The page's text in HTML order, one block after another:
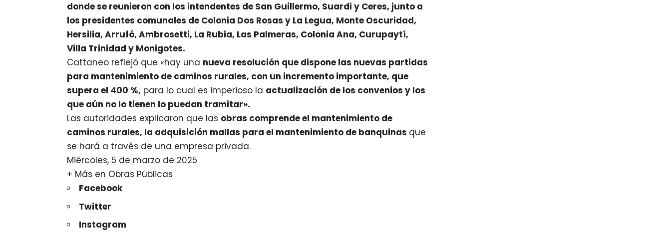
donde se reunieron con los intendentes de San Guillermo, Suardi y Ceres, junto a
los presidentes comunales de Colonia Dos Rosas y La Legua, Monte Oscuridad,
Hersilia, Arrufó, Ambrosetti, La Rubia, Las Palmeras, Colonia Ana, Curupaytí,
Villa Trinidad y Monigotes.
Cattaneo reflejó que «hay una nueva resolución que dispone las nuevas partidas
para mantenimiento de caminos rurales, con un incremento importante, que
supera el 400 %, para lo cual es imperioso la actualización de los convenios y los
que aún no lo tienen lo puedan tramitar».
Las autoridades explicaron que las obras comprende el mantenimiento de
caminos rurales, la adquisición mallas para el mantenimiento de banquinas que
se hará a través de una empresa privada.
Miércoles, 5 de marzo de 2025
+ Más en Obras Públicas
Facebook
Twitter
Instagram